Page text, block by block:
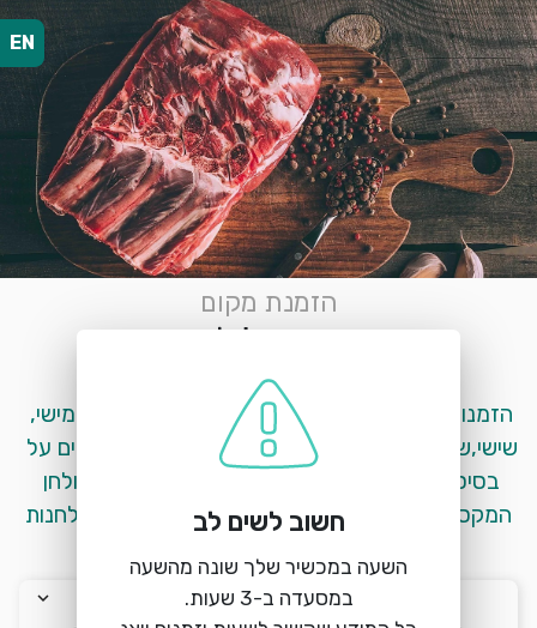
הזמנת מקום
חוות הג'ילבון
המקסימלי הוא ל14 סועדים<br>לא ניתן לחבר שולחנות
keyboard_arrow_down
keyboard_arrow_down
EN
חשוב לשים לב
השעה במכשיר שלך שונה מהשעה